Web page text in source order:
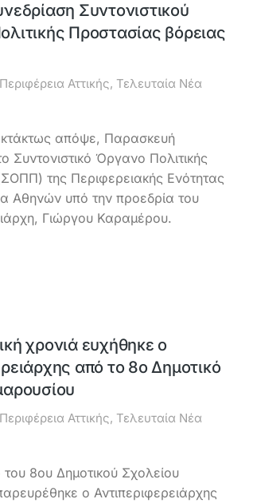
Συντονιστικού
Προστασίας βόρειας
Περιφέρεια Αττικής, Τελευταία Νέα
απόψε, Παρασκευή
Συντονιστικό Όργανο Πολιτικής
της Περιφερειακής Ενότητας
Αθηνών υπό την προεδρία του
Γιώργου Καραμέρου.
χρονιά ευχήθηκε ο
από το 8ο Δημοτικό
Περιφέρεια Αττικής, Τελευταία Νέα
8ου Δημοτικού Σχολείου
ο Αντιπεριφερειάρχης